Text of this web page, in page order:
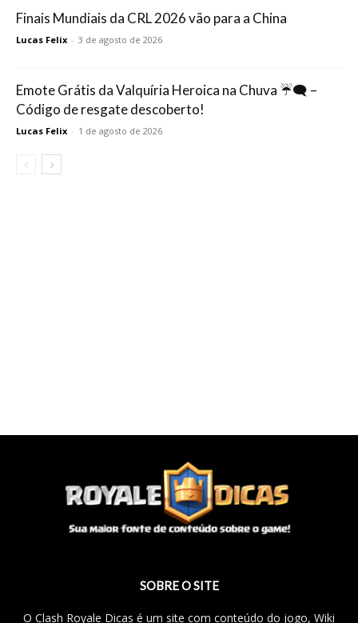
Finais Mundiais da CRL 2026 vão para a China
Lucas Felix - 3 de agosto de 2026
Emote Grátis da Valquíria Heroica na Chuva ☔🗨️ –
Código de resgate descoberto!
Lucas Felix - 1 de agosto de 2026
SOBRE O SITE
O Clash Royale Dicas é um site com conteúdo do jogo, Wiki